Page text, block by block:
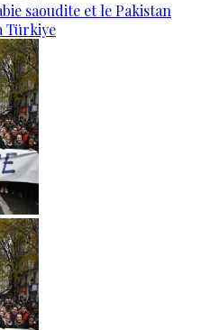
saoudite et le Pakistan
Türkiye